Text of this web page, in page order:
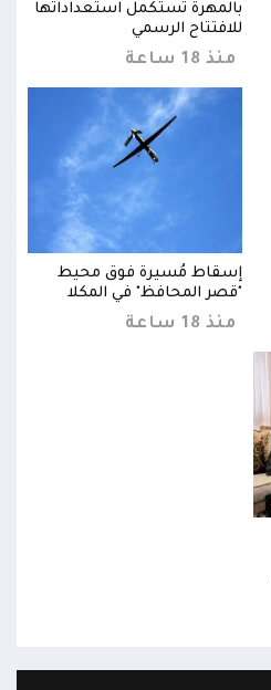
بالمهرة تستكمل استعداداتها
للافتتاح الرسمي
منذ 18 ساعة
إسقاط مُسيرة فوق محيط
"قصر المحافظ" في المكلا
منذ 18 ساعة